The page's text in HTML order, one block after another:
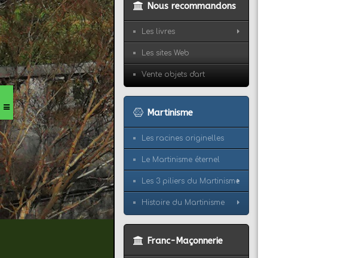
Nous recommandons
Les livres
Les sites Web
Vente objets d'art
Martinisme
Les racines originelles
Le Martinisme éternel
Les 3 piliers du Martinisme
Histoire du Martinisme
Franc-Maçonnerie